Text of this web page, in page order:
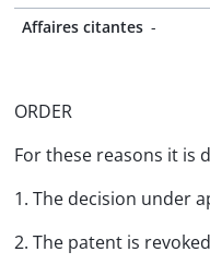
Affaires citantes -
ORDER
For these reasons it is
1. The decision under
2. The patent is